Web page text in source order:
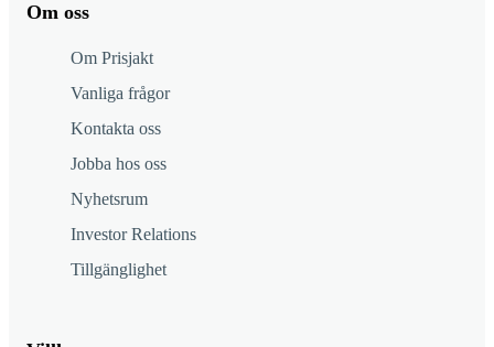
Om oss
Om Prisjakt
Vanliga frågor
Kontakta oss
Jobba hos oss
Nyhetsrum
Investor Relations
Tillgänglighet